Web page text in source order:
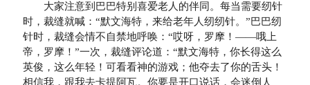
大家注意到巴巴特别喜爱老人的伴同。每当需要纫针
时，裁缝就喊：“默文海特，来给老年人纫纫针。”巴巴纫
针时，裁缝会情不自禁地呼唤：“哎呀，罗摩！——哦上
帝，罗摩！”一次，裁缝评论道：“默文海特，你长得这么
英俊，这么年轻！可看看神的游戏；他夺去了你的舌头！
相信我，跟我去卡提阿瓦。你要是开口说话，会迷倒人